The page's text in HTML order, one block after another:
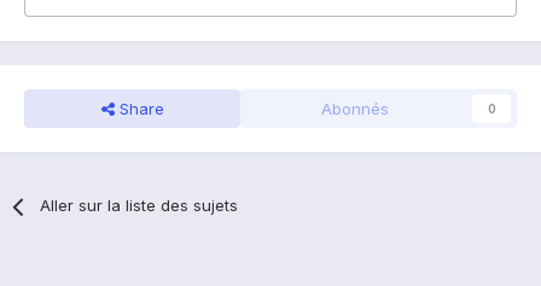
Share Abonnés 0
Aller sur la liste des sujets